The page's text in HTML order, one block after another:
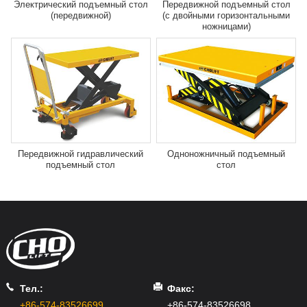
Электрический подъемный стол
(передвижной)
Передвижной подъемный стол
(с двойными горизонтальными
ножницами)
Передвижной гидравлический
подъемный стол
Одноножничный подъемный
стол
Тел.:
+86-574-83526699
Факс:
+86-574-83526698